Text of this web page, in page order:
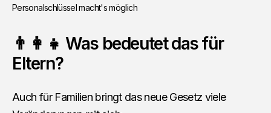
Personalschlüssel macht's möglich
👨‍👩‍👧 Was bedeutet das für
Eltern?
Auch für Familien bringt das neue Gesetz viele